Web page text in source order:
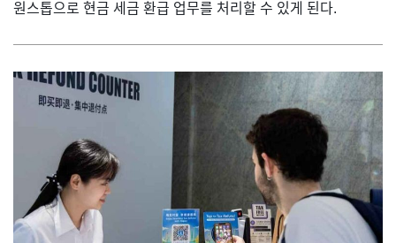
원스톱으로 현금 세금 환급 업무를 처리할 수 있게 된다.